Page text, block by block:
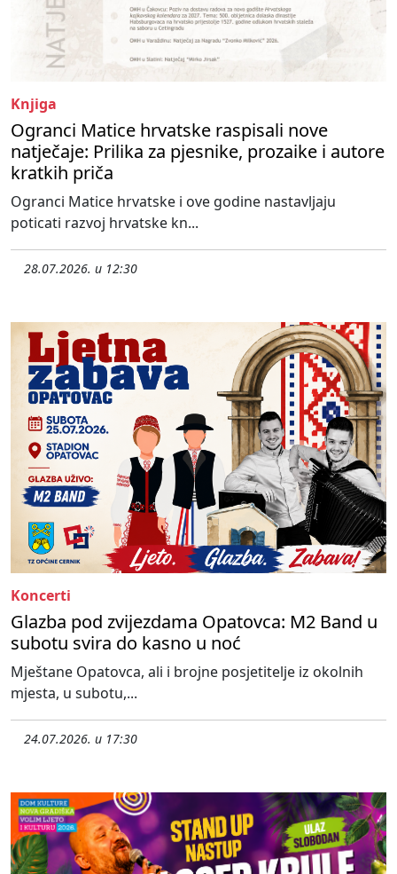
Knjiga
Ogranci Matice hrvatske raspisali nove
natječaje: Prilika za pjesnike, prozaike i autore
kratkih priča
Ogranci Matice hrvatske i ove godine nastavljaju
poticati razvoj hrvatske kn...
28.07.2026. u 12:30
Koncerti
Glazba pod zvijezdama Opatovca: M2 Band u
subotu svira do kasno u noć
Mještane Opatovca, ali i brojne posjetitelje iz okolnih
mjesta, u subotu,...
24.07.2026. u 17:30